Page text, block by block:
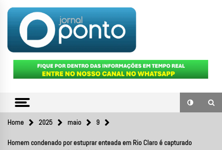
content
JORNAL
PONTO
Home 2025 maio 9
Homem condenado por estuprar enteada em Rio Claro é capturado